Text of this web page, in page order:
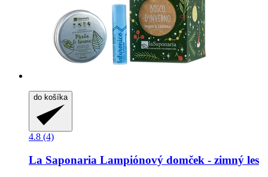
do košíka
4.8 (4)
La Saponaria Lampiónový domček -​ zimný les